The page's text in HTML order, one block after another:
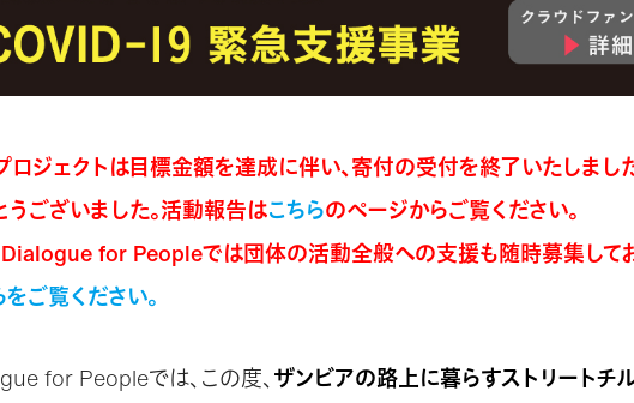
ジェクトは目標金額を達成に伴い、寄付の受付を終了いたしまし
うございました。活動報告はこちらのページからご覧ください。
Dialogue for Peopleでは団体の活動全般への支援も随時募集してお
をご覧ください。
for Peopleでは、この度、ザンビアの路上に暮らすストリートチ